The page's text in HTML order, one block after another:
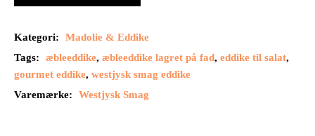
Kategori:
Madolie & Eddike
Tags:
æbleeddike, æbleeddike lagret på fad, eddike til salat,
gourmet eddike, westjysk smag eddike
Varemærke:
Westjysk Smag